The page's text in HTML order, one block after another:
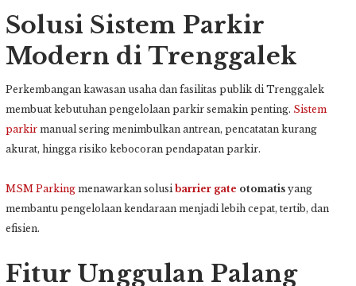
Solusi Sistem Parkir
Modern di Trenggalek
Perkembangan kawasan usaha dan fasilitas publik di Trenggalek
membuat kebutuhan pengelolaan parkir semakin penting. Sistem
parkir manual sering menimbulkan antrean, pencatatan kurang
akurat, hingga risiko kebocoran pendapatan parkir.
MSM Parking menawarkan solusibarrier gate otomatis yang
membantu pengelolaan kendaraan menjadi lebih cepat, tertib, dan
efisien.
Fitur Unggulan Palang